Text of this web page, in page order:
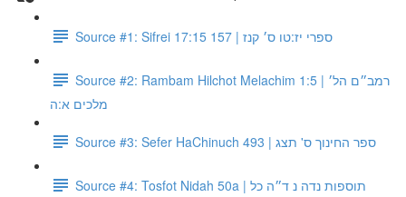
Source #1: Sifrei 17:15 157 | ספרי יז:טו ס׳ קנז
Source #2: Rambam Hilchot Melachim 1:5 | רמב״ם הל׳
מלכים א:ה
Source #3: Sefer HaChinuch 493 | ספר החינוך ס' תצג
Source #4: Tosfot Nidah 50a | תוספות נדה נ ד״ה כל